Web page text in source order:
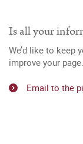
Is all your
We’d like to keep
improve your page.
Email to the